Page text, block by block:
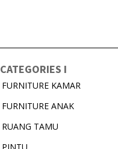
CATEGORIES I
FURNITURE KAMAR
FURNITURE ANAK
RUANG TAMU